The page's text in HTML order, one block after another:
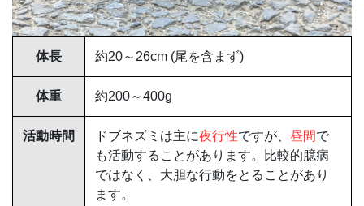
体長 約20～26cm (尾を含まず)
体重 約200～400g
活動時間 ドブネズミは主に夜行性ですが、 昼間で
も活動することがあります。比較的臆病
ではなく、大胆な行動をとることがあり
ます。